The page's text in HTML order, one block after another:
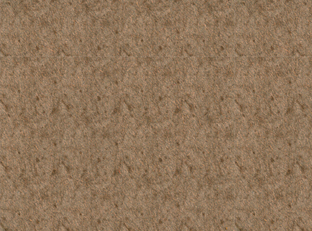
1966_296_016
1966_296_019